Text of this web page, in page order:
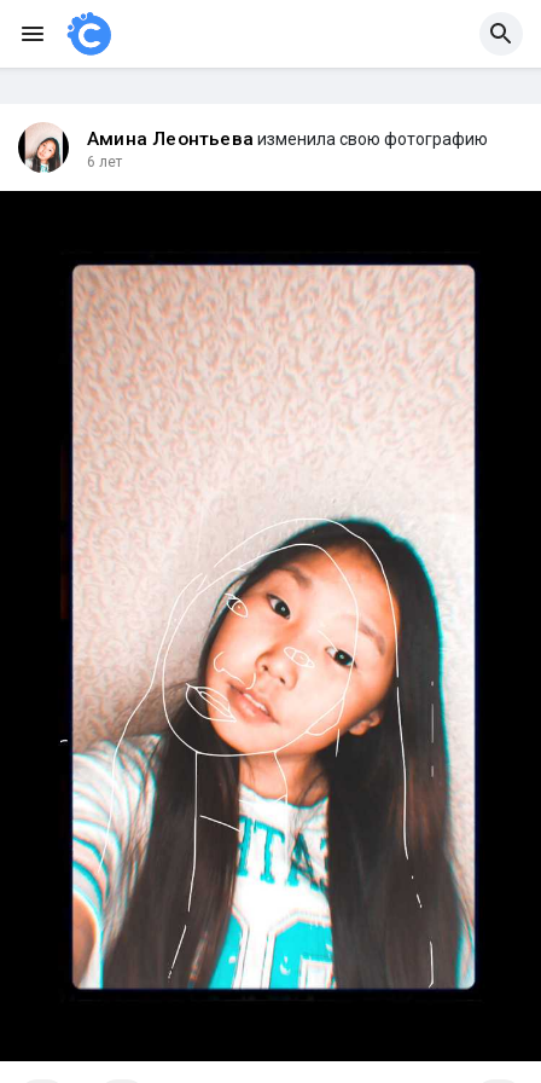
Амина Леонтьева изменила свою фотографию
6 лет